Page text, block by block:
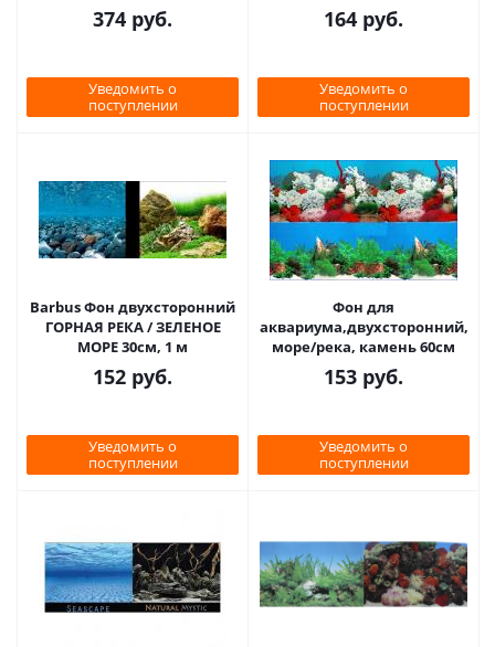
374 руб.
Уведомить о
поступлении
164 руб.
Уведомить о
поступлении
Barbus Фон двухсторонний
ГОРНАЯ РЕКА / ЗЕЛЕНОЕ
МОРЕ 30см, 1 м
152 руб.
Уведомить о
поступлении
Фон для
аквариума,двухсторонний,
море/река, камень 60см
153 руб.
Уведомить о
поступлении